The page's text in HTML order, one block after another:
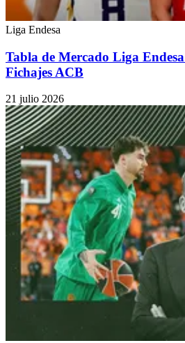
Liga Endesa
Tabla de Mercado Liga
Fichajes ACB
21 julio 2026